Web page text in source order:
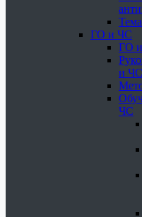
ГО и ЧС
ГО
и ЧС
ЧС